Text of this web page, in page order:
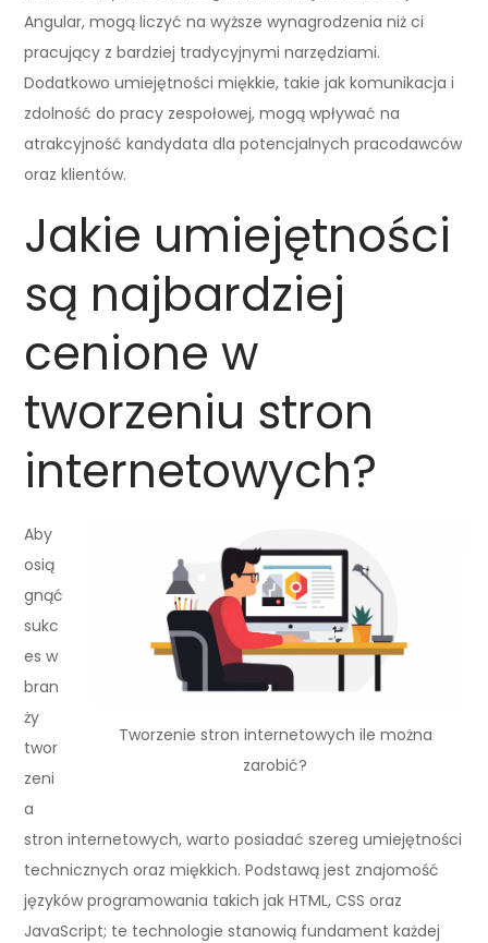
Angular, mogą liczyć na wyższe wynagrodzenia niż ci
pracujący z bardziej tradycyjnymi narzędziami.
Dodatkowo umiejętności miękkie, takie jak komunikacja i
zdolność do pracy zespołowej, mogą wpływać na
atrakcyjność kandydata dla potencjalnych pracodawców
oraz klientów.
Jakie umiejętności
są najbardziej
cenione w
tworzeniu stron
internetowych?
Tworzenie stron internetowych ile można
zarobić?
Aby
osią
gnąć
sukc
es w
bran
ży
twor
zeni
a
stron internetowych, warto posiadać szereg umiejętności
technicznych oraz miękkich. Podstawą jest znajomość
języków programowania takich jak HTML, CSS oraz
JavaScript; te technologie stanowią fundament każdej